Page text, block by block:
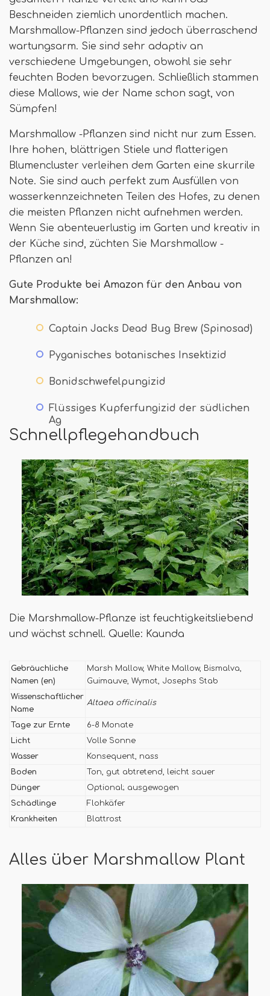
Beschneiden ziemlich unordentlich machen.
Marshmallow-Pflanzen sind jedoch überraschend
wartungsarm. Sie sind sehr adaptiv an
verschiedene Umgebungen, obwohl sie sehr
feuchten Boden bevorzugen. Schließlich stammen
diese Mallows, wie der Name schon sagt, von
Sümpfen!
Marshmallow -Pflanzen sind nicht nur zum Essen.
Ihre hohen, blättrigen Stiele und flatterigen
Blumencluster verleihen dem Garten eine skurrile
Note. Sie sind auch perfekt zum Ausfüllen von
wasserkennzeichneten Teilen des Hofes, zu denen
die meisten Pflanzen nicht aufnehmen werden.
Wenn Sie abenteuerlustig im Garten und kreativ in
der Küche sind, züchten Sie Marshmallow -
Pflanzen an!
Gute Produkte bei Amazon für den Anbau von
Marshmallow:
Captain Jacks Dead Bug Brew (Spinosad)
Pyganisches botanisches Insektizid
Bonidschwefelpungizid
Flüssiges Kupferfungizid der südlichen
Ag
Schnellpflegehandbuch
Die Marshmallow-Pflanze ist feuchtigkeitsliebend
und wächst schnell. Quelle: Kaunda
Gebräuchliche
Namen (en)
Marsh Mallow, White Mallow, Bismalva,
Guimauve, Wymot, Josephs Stab
Wissenschaftlicher
Name
Altaea officinalis
Tage zur Ernte
6-8 Monate
Licht
Volle Sonne
Wasser
Konsequent, nass
Boden
Ton, gut abtretend, leicht sauer
Dünger
Optional; ausgewogen
Schädlinge
Flohkäfer
Krankheiten
Blattrost
Alles über Marshmallow Plant